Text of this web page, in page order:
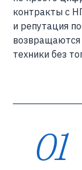
контракты с
и репутация
возвращаются
техники без
01